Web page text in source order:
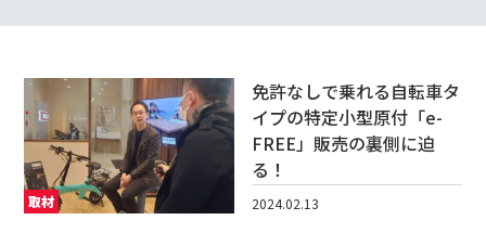
取材
免許なしで乗れる自転車タ
イプの特定小型原付「e-
FREE」販売の裏側に迫
る！
2024.02.13